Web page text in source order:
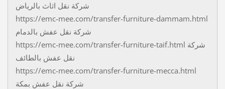
شركة نقل اثاث بالرياض
https://emc-mee.com/transfer-furniture-dammam.html
شركة نقل عفش بالدمام
https://emc-mee.com/transfer-furniture-taif.html شركة
نقل عفش بالطائف
https://emc-mee.com/transfer-furniture-mecca.html
شركة نقل عفش بمكة